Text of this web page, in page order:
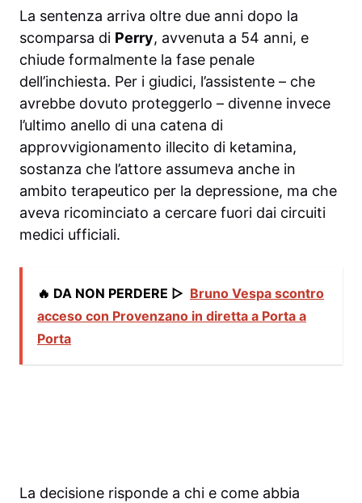
La sentenza arriva oltre due anni dopo la
scomparsa di Perry, avvenuta a 54 anni, e
chiude formalmente la fase penale
dell’inchiesta. Per i giudici, l’assistente – che
avrebbe dovuto proteggerlo – divenne invece
l’ultimo anello di una catena di
approvvigionamento illecito di ketamina,
sostanza che l’attore assumeva anche in
ambito terapeutico per la depressione, ma che
aveva ricominciato a cercare fuori dai circuiti
medici ufficiali.
🔥 DA NON PERDERE ▷ Bruno Vespa scontro
acceso con Provenzano in diretta a Porta a
Porta
La decisione risponde a chi e come abbia